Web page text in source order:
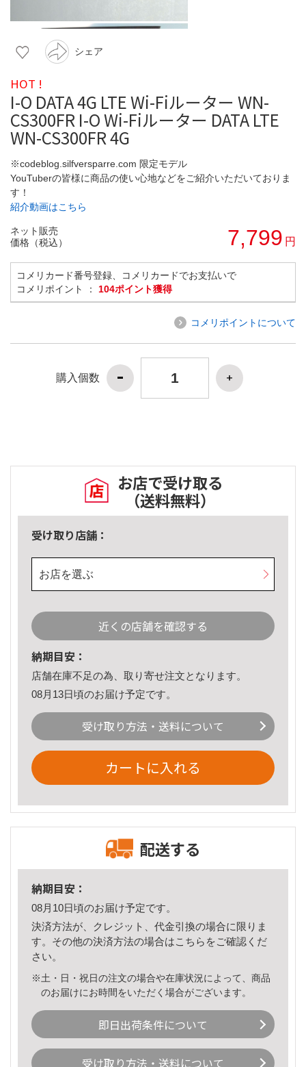
シェア
HOT !
I-O DATA 4G LTE Wi-Fiルーター WN-
CS300FR I-O Wi-Fiルーター DATA LTE
WN-CS300FR 4G
※codeblog.silfversparre.com 限定モデル
YouTuberの皆様に商品の使い心地などをご紹介いただいておりま
す！
紹介動画はこちら
ネット販売
価格（税込）
7,799 円
コメリカード番号登録、コメリカードでお支払いで
コメリポイント ： 104ポイント獲得
コメリポイントについて
購入個数
お店で受け取る
（送料無料）
受け取り店舗：
お店を選ぶ
近くの店舗を確認する
納期目安：
店舗在庫不足の為、取り寄せ注文となります。
08月13日頃のお届け予定です。
受け取り方法・送料について
カートに入れる
配送する
納期目安：
08月10日頃のお届け予定です。
決済方法が、クレジット、代金引換の場合に限りま
す。その他の決済方法の場合はこちら をご確認くだ
さい。
※土・日・祝日の注文の場合や在庫状況によって、商品
のお届けにお時間をいただく場合がございます。
即日出荷条件について
受け取り方法・送料について